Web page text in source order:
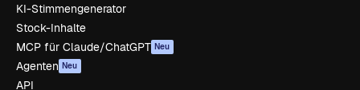
KI-Stimmengenerator
Stock-Inhalte
MCP für Claude/ChatGPT Neu
Agenten Neu
API